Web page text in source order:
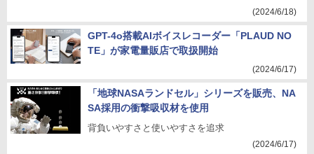
(2024/6/18)
GPT-4o搭載AIボイスレコーダー「PLAUD NO
TE」が家電量販店で取扱開始
(2024/6/17)
「地球NASAランドセル」シリーズを販売、NA
SA採用の衝撃吸収材を使用
背負いやすさと使いやすさを追求
(2024/6/17)